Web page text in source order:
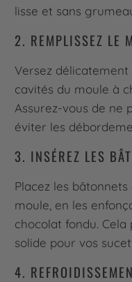
lisse et sans
2. REMPLISSEZ LE
Versez
cavités du moule à
Assurez-vous de ne
éviter les
3. INSÉREZ LES
Placez les
moule, en les
chocolat fondu.
solide pour vos
4.